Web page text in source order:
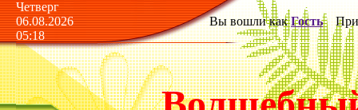
Четверг
06.08.2026
05:18
Вы вошли как Гость